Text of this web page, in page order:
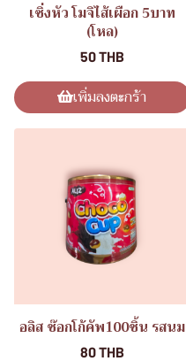
เซิ่งหัว โมจิไส้เผือก 5บาท
(โหล)
50 THB
เพิ่มลงตะกร้า
อลิส ช๊อกโก้คัพ100ชิ้น รสนม
80 THB